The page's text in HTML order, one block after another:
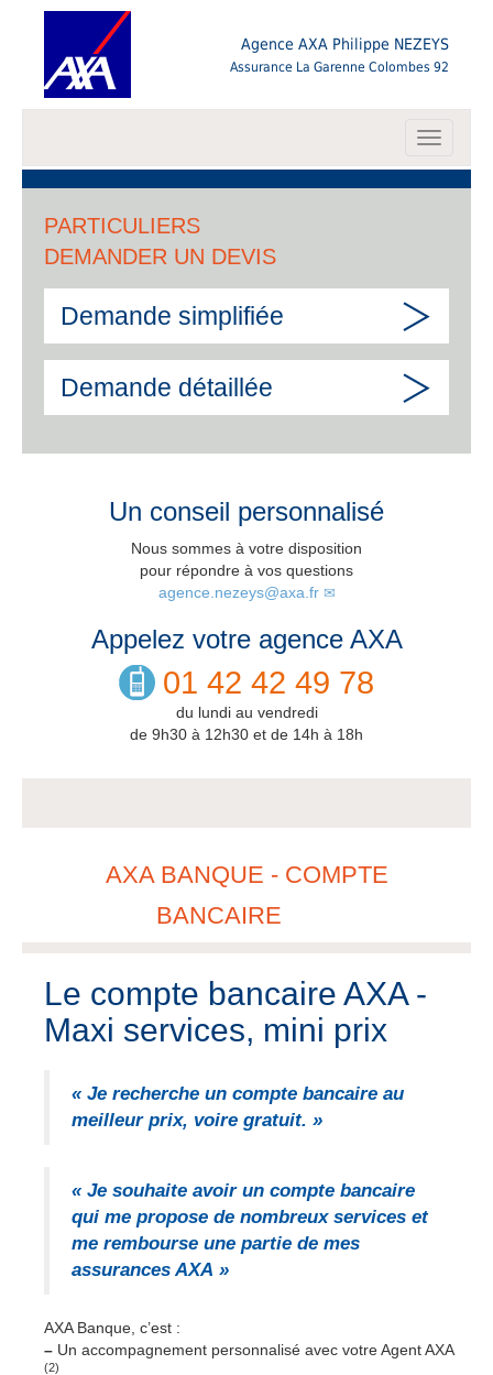
Agence AXA Philippe NEZEYS
Assurance La Garenne Colombes 92
Toggle
PARTICULIERS
DEMANDER UN DEVIS
Demande simplifiée
Demande détaillée
Un conseil personnalisé
Nous sommes à votre disposition
pour répondre à vos questions
agence.nezeys@axa.fr
Appelez votre agence AXA
01 42 42 49 78
du lundi au vendredi
de 9h30 à 12h30 et de 14h à 18h
AXA BANQUE - COMPTE
BANCAIRE
Le compte bancaire AXA -
Maxi services, mini prix
« Je recherche un compte bancaire au
meilleur prix, voire gratuit. »
« Je souhaite avoir un compte bancaire
qui me propose de nombreux services et
me rembourse une partie de mes
assurances AXA »
AXA Banque, c’est :
– Un accompagnement personnalisé avec votre Agent AXA
(2)